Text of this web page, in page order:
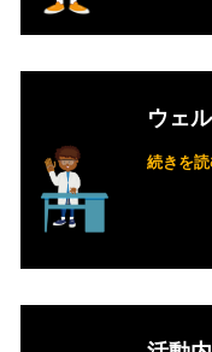
ウェ
続きを